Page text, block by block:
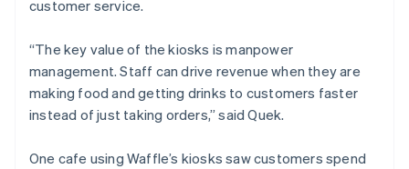
customer service.
“The key value of the kiosks is manpower
management. Staff can drive revenue when they are
making food and getting drinks to customers faster
instead of just taking orders,” said Quek.
One cafe using Waffle’s kiosks saw customers spend